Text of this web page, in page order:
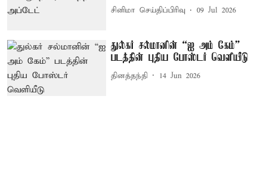
சினிமா செய்திப்பிரிவு 09 Jul 2026
துல்கர் சல்மானின் “ஐ அம் கேம்”
படத்தின் புதிய போஸ்டர் வெளியீடு
தினத்தந்தி 14 Jun 2026